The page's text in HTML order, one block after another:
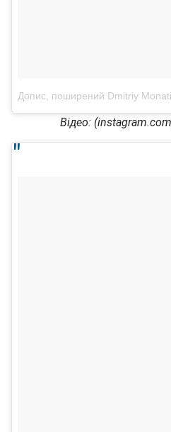
Допис, поширений Dmitriy
Відео: